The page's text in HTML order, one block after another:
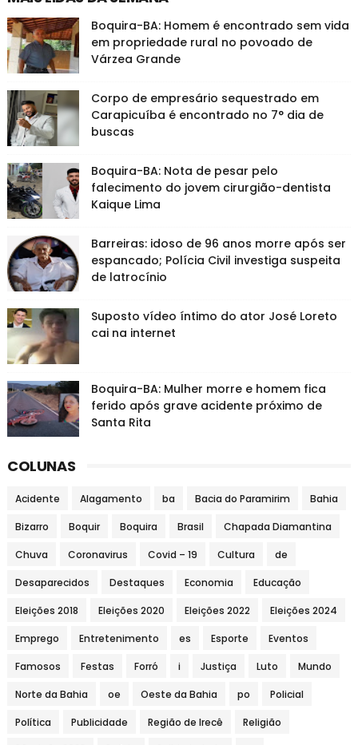
Boquira-BA: Homem é encontrado sem vida
em propriedade rural no povoado de
Várzea Grande
Corpo de empresário sequestrado em
Carapicuíba é encontrado no 7° dia de
buscas
Boquira-BA: Nota de pesar pelo
falecimento do jovem cirurgião-dentista
Kaique Lima
Barreiras: idoso de 96 anos morre após ser
espancado; Polícia Civil investiga suspeita
de latrocínio
Suposto vídeo íntimo do ator José Loreto
cai na internet
Boquira-BA: Mulher morre e homem fica
ferido após grave acidente próximo de
Santa Rita
COLUNAS
Acidente Alagamento ba Bacia do Paramirim Bahia
Bizarro Boquir Boquira Brasil Chapada Diamantina
Chuva Coronavirus Covid – 19 Cultura de
Desaparecidos Destaques Economia Educação
Eleições 2018 Eleições 2020 Eleições 2022 Eleições 2024
Emprego Entretenimento es Esporte Eventos
Famosos Festas Forró i Justiça Luto Mundo
Norte da Bahia oe Oeste da Bahia po Policial
Política Publicidade Região de Irecê Religião